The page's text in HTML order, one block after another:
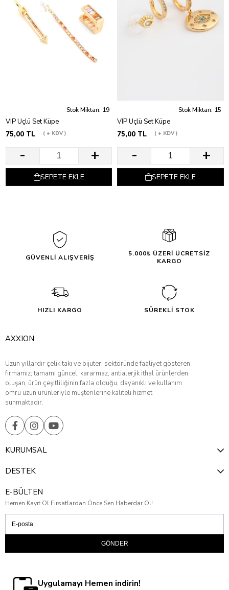
Stok Miktarı: 19
VIP Üçlü Set Küpe
75,00 TL
+ KDV
SEPETE EKLE
Stok Miktarı: 15
VIP Üçlü Set Küpe
75,00 TL
+ KDV
SEPETE EKLE
GÜVENLİ ALIŞVERİŞ
5.000₺ ÜZERİ ÜCRETSİZ
KARGO
HIZLI KARGO SÜREKLİ STOK
AXXION
Uzun yıllardır çelik takı ve bijuteri sektöründe faaliyet gösteren
firmamız; tamamı güncel, kararmaz, antialerjik ithal ürünlerden
oluşan, ürün çeşitliliğinin fazla olduğu, dayanıklı ve kullanım
ömrü uzun ürünleriyle müşterilerine kaliteli hizmet
sunmaktadır.
KURUMSAL
DESTEK
E-BÜLTEN
Hemen Kayıt Ol Fırsatlardan Önce Sen Haberdar Ol!
GÖNDER
Uygulamayı Hemen indirin!